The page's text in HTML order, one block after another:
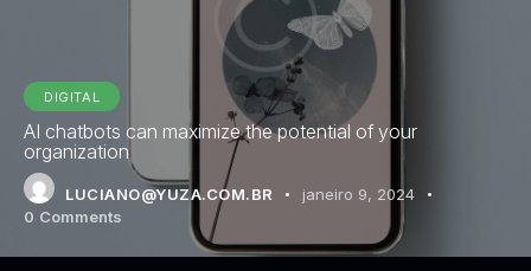
DIGITAL
AI chatbots can maximize the potential of your
organization
LUCIANO@YUZA.COM.BR
janeiro 9, 2024
0 Comments